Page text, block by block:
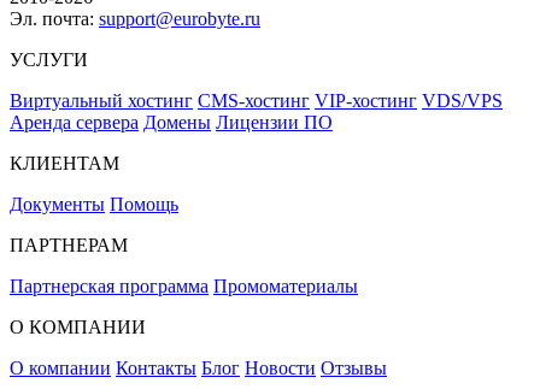
Эл. почта: support@eurobyte.ru
УСЛУГИ
Виртуальный хостинг CMS-хостинг VIP-хостинг VDS/VPS
Аренда сервера Домены Лицензии ПО
КЛИЕНТАМ
Документы Помощь
ПАРТНЕРАМ
Партнерская программа Промоматериалы
О КОМПАНИИ
О компании Контакты Блог Новости Отзывы